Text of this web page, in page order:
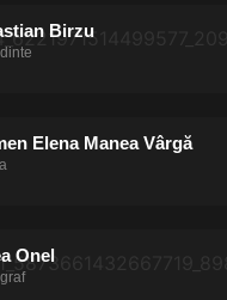
Birzu
Elena Manea Vârgă
Onel